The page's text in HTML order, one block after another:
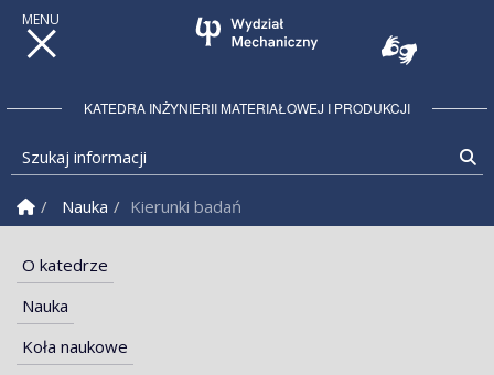
KATEDRA INŻYNIERII MATERIAŁOWEJ I PRODUKCJI
Szukaj informacji
Strona Główna
Nauka Kierunki badań
O katedrze
Nauka
Koła naukowe